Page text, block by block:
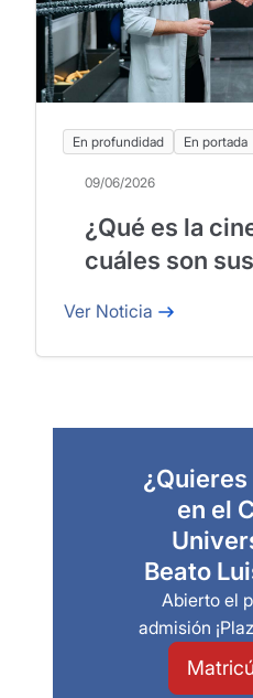
En profundidad En portada
09/06/2026
¿Qué es la
cuáles son
Ver Noticia
en el
Beato
Abierto el
admisión